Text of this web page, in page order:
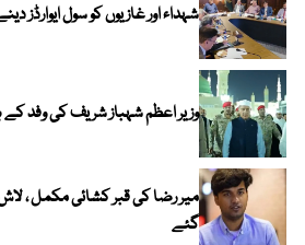
شہداء اور غازیوں کو سول ایوارڈز
وزیر اعظم شہباز شریف کی وفد
میر رضا کی قبر کشائی مکمل ،
گئے